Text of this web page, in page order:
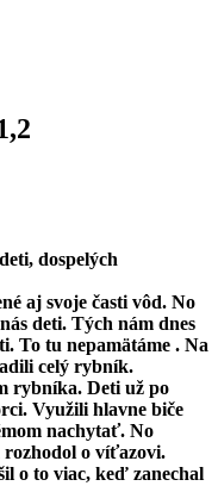
dospelých
aj svoje časti vôd. No
deti. Tých nám dnes
To tu nepamätáme . Na
celý rybník.
rybníka. Deti už po
Využili hlavne biče
nachytať. No
o víťazovi.
o to viac, keď zanechal